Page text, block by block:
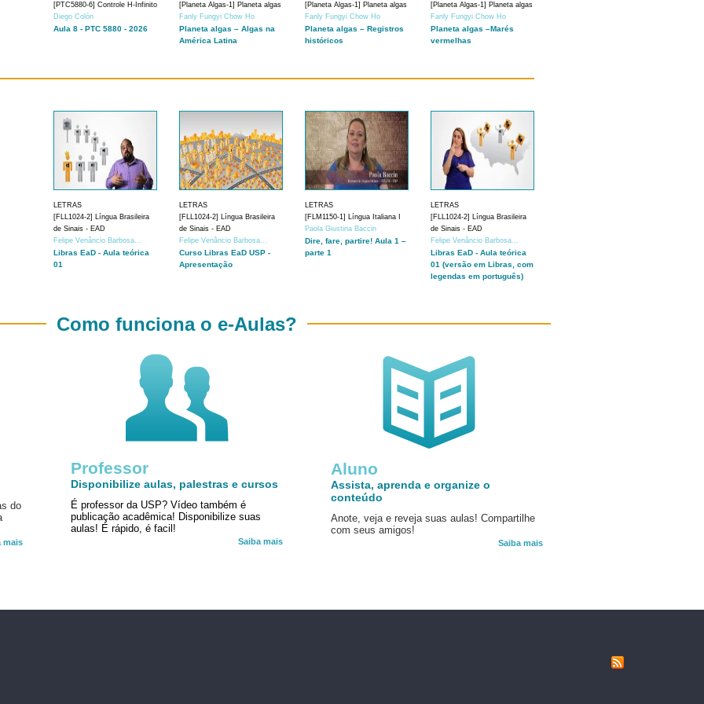
[PTC5880-6] Controle H-Infinito
Diego Colón
Aula 8 - PTC 5880 - 2026
[Planeta Algas-1] Planeta algas
Fanly Fungyi Chow Ho
Planeta algas – Algas na
América Latina
[Planeta Algas-1] Planeta algas
Fanly Fungyi Chow Ho
Planeta algas – Registros
históricos
[Planeta Algas-1] Planeta algas
Fanly Fungyi Chow Ho
Planeta algas –Marés
vermelhas
LETRAS
[FLL1024-2] Língua Brasileira
de Sinais - EAD
Felipe Venâncio Barbosa...
Libras EaD - Aula teórica
01
LETRAS
[FLL1024-2] Língua Brasileira
de Sinais - EAD
Felipe Venâncio Barbosa...
Curso Libras EaD USP -
Apresentação
LETRAS
[FLM1150-1] Língua Italiana I
Paola Giustina Baccin
Dire, fare, partire! Aula 1 –
parte 1
LETRAS
[FLL1024-2] Língua Brasileira
de Sinais - EAD
Felipe Venâncio Barbosa...
Libras EaD - Aula teórica
01 (versão em Libras, com
legendas em português)
do
mais
Aluno
Assista, aprenda e organize o
conteúdo
Anote, veja e reveja suas aulas! Compartilhe
com seus amigos!
Saiba mais
Como funciona o e-Aulas?
Professor
Disponibilize aulas, palestras e cursos
É professor da USP? Vídeo também é
publicação acadêmica! Disponibilize suas
aulas! É rápido, é facil!
Saiba mais